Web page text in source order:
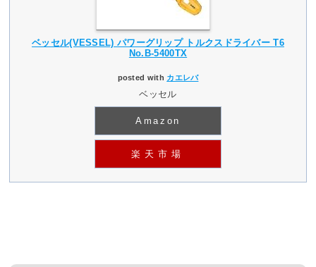
ベッセル(VESSEL) パワーグリップ トルクスドライバー T6
No.B-5400TX
posted with カエレバ
ベッセル
Amazon
楽天市場